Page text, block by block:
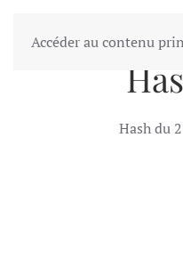
Accéder au contenu
GALERIE
Hash du